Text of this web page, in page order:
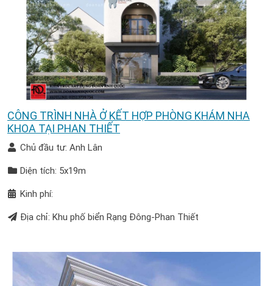
CÔNG TRÌNH NHÀ Ở KẾT HỢP PHÒNG KHÁM NHA
KHOA TẠI PHAN THIẾT
Chủ đầu tư: Anh Lân
Diện tích: 5x19m
Kinh phí:
Địa chỉ: Khu phố biển Rạng Đông-Phan Thiết